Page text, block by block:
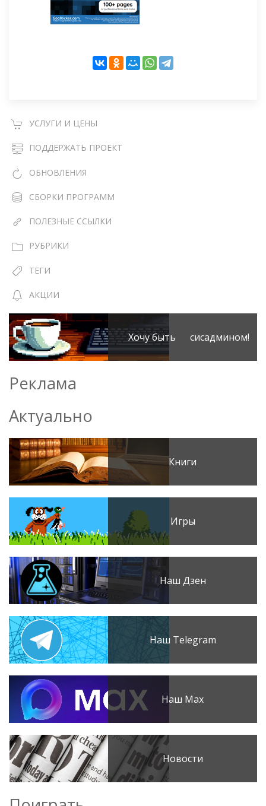
УСЛУГИ И ЦЕНЫ
ПОДДЕРЖАТЬ ПРОЕКТ
ОБНОВЛЕНИЯ
СБОРКИ ПРОГРАММ
ПОЛЕЗНЫЕ ССЫЛКИ
РУБРИКИ
ТЕГИ
АКЦИИ
Хочу быть сисадмином!
Реклама
Актуально
Книги
Игры
Наш Дзен
Наш Telegram
Наш Max
Новости